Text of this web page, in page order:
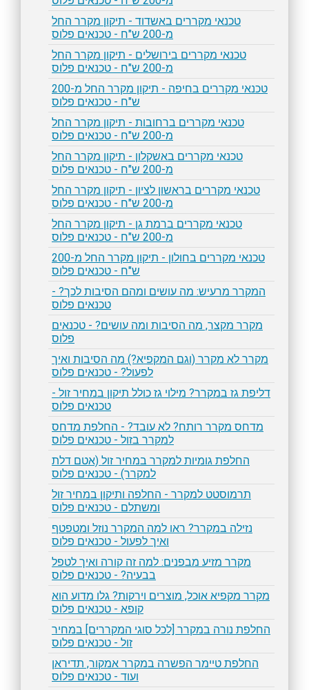
טכנאי מקררים באשדוד - תיקון מקרר החל
מ-200 ש"ח - טכנאים פלוס
טכנאי מקררים בירושלים - תיקון מקרר החל
מ-200 ש"ח - טכנאים פלוס
טכנאי מקררים בחיפה - תיקון מקרר החל מ-200
ש"ח - טכנאים פלוס
טכנאי מקררים ברחובות - תיקון מקרר החל
מ-200 ש"ח - טכנאים פלוס
טכנאי מקררים באשקלון - תיקון מקרר החל
מ-200 ש"ח - טכנאים פלוס
טכנאי מקררים בראשון לציון - תיקון מקרר החל
מ-200 ש"ח - טכנאים פלוס
טכנאי מקררים ברמת גן - תיקון מקרר החל
מ-200 ש"ח - טכנאים פלוס
טכנאי מקררים בחולון - תיקון מקרר החל מ-200
ש"ח - טכנאים פלוס
המקרר מרעיש: מה עושים ומהם הסיבות לכך? -
טכנאים פלוס
מקרר מקצר, מה הסיבות ומה עושים? - טכנאים
פלוס
מקרר לא מקרר (וגם המקפיא?) מה הסיבות ואיך
לפעול? - טכנאים פלוס
דליפת גז במקרר? מילוי גז כולל תיקון במחיר זול -
טכנאים פלוס
מדחס מקרר רותח? לא עובד? - החלפת מדחס
למקרר בזול - טכנאים פלוס
החלפת גומיות למקרר במחיר זול (אטם דלת
למקרר) - טכנאים פלוס
​תרמוסטט למקרר - החלפה ותיקון במחיר זול
ומשתלם - טכנאים פלוס
נזילה במקרר? ראו למה המקרר נוזל ומטפטף
ואיך לפעול - טכנאים פלוס
מקרר מזיע מבפנים: למה זה קורה ואיך לטפל
בבעיה? - טכנאים פלוס
מקרר מקפיא אוכל, מוצרים וירקות? גלו מדוע הוא
קופא - טכנאים פלוס
החלפת נורה במקרר [לכל סוגי המקררים] במחיר
זול - טכנאים פלוס
החלפת טיימר הפשרה במקרר אמקור, תדיראן
ועוד - טכנאים פלוס